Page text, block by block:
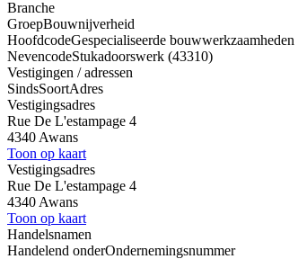
Branche
GroepBouwnijverheid
HoofdcodeGespecialiseerde
NevencodeStukadoorswerk (43310)
Vestigingen / adressen
SindsSoortAdres
Vestigingsadres
Rue De L'estampage 4
4340 Awans
Toon op kaart
Vestigingsadres
Rue De L'estampage 4
4340 Awans
Toon op kaart
Handelsnamen
Handelend onderOndernemingsnummer